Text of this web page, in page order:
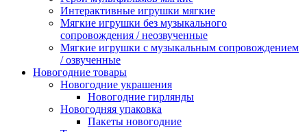
Интерактивные игрушки мягкие
Мягкие игрушки без музыкального
сопровождения / неозвученные
Мягкие игрушки с музыкальным сопровождением
/ озвученные
Новогодние товары
Новогодние украшения
Новогодние гирлянды
Новогодняя упаковка
Пакеты новогодние